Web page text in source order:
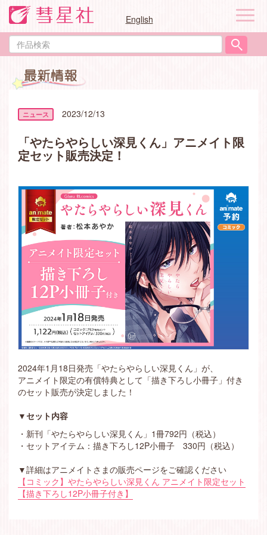
English
作
品
ナ
ゲ
ー
2023/12/13
「やたらやらしい深見くん」アニメイト限
定セット販売決定！
2024年1月18日発売「やたらやらしい深見くん」が、
アニメイト限定の有償特典として「描き下ろし小冊子」付き
のセット販売が決定しました！
▼セット内容
・新刊「やたらやらしい深見くん」1冊792円（税込）
・セットアイテム：描き下ろし12P小冊子 330円（税込）
▼詳細はアニメイトさまの販売ページをご確認ください
【コミック】やたらやらしい深見くん アニメイト限定セット
【描き下ろし12P小冊子付き】